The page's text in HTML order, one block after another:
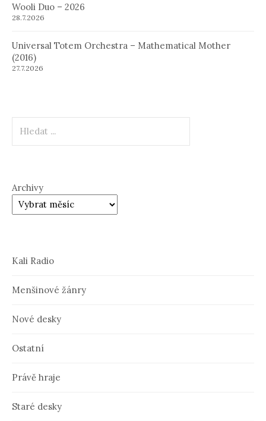
Wooli Duo – 2026
28.7.2026
Universal Totem Orchestra – Mathematical Mother
(2016)
27.7.2026
Archivy
Kali Radio
Menšinové žánry
Nové desky
Ostatní
Právě hraje
Staré desky